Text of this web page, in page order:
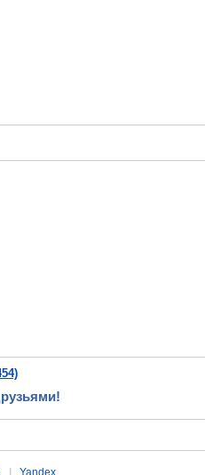
| Yandex